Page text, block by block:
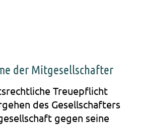
der Mitgesellschafter
Treue­pflicht
des Gesell­schaf­ters
gegen seine